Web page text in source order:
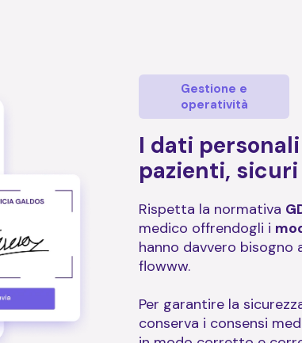
Gestione e
operatività
I dati
pazienti, sicuri
Rispetta la normativa
medico offrendogli i
hanno davvero
flowww.
Per garantire la
conserva i consensi